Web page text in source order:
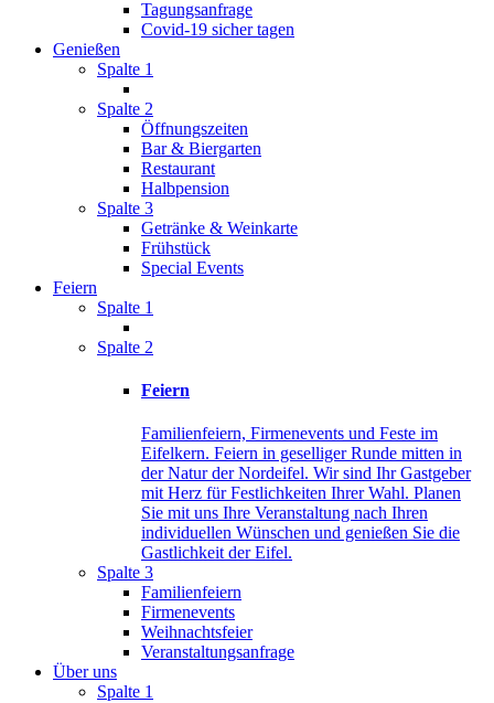
Tagungsanfrage
Covid-19 sicher tagen
Genießen
Spalte 1
Spalte 2
Öffnungszeiten
Bar & Biergarten
Restaurant
Halbpension
Spalte 3
Getränke & Weinkarte
Frühstück
Special Events
Feiern
Spalte 1
Spalte 2
Feiern
Familienfeiern, Firmenevents und Feste im
Eifelkern. Feiern in geselliger Runde mitten in
der Natur der Nordeifel. Wir sind Ihr Gastgeber
mit Herz für Festlichkeiten Ihrer Wahl. Planen
Sie mit uns Ihre Veranstaltung nach Ihren
individuellen Wünschen und genießen Sie die
Gastlichkeit der Eifel.
Spalte 3
Familienfeiern
Firmenevents
Weihnachtsfeier
Veranstaltungsanfrage
Über uns
Spalte 1